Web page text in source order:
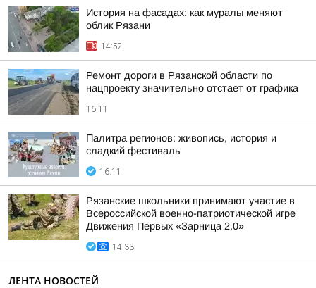
История на фасадах: как муралы меняют
облик Рязани
14:52
Ремонт дороги в Рязанской области по
нацпроекту значительно отстает от графика
16:11
Палитра регионов: живопись, история и
сладкий фестиваль
16:11
Рязанские школьники принимают участие в
Всероссийской военно-патриотической игре
Движения Первых «Зарница 2.0»
14:33
ЛЕНТА НОВОСТЕЙ